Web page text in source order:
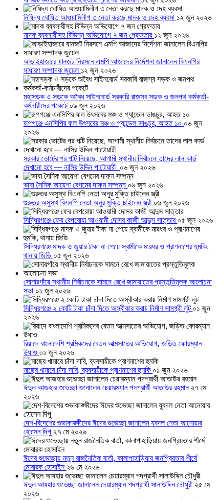
নিষিদ্ধ ঘোষিত আওয়ামিলীগ ৩ নেতা করছে মাদক ও দেহ ব্যবসা ১২ জুন ২০২৬
মাদক ব্যবসায়ীসহ বিভিন্ন অভিযোগে ৭ জন গ্রেফতার ১২ জুন ২০২৬
আড়াইহাজারে যানজট নিরসনে এমপি আজাদের নির্দেশনা জানালেন বিএনপির
সাধারণ সম্পাদক জুয়েল ১২ জুন ২০২৬
মহাসড়ক ও সড়কে অবৈধ সাইনবোর্ড সরকারি রাজস্ব সড়ক ও জনপথ কর্মকর্তা-
কর্মচারীদের পকেটে ০৯ জুন ২০২৬
রূপগঞ্জে এনসিপির ফল উৎসবের মঞ্চ ও প্যান্ডেল ভাঙচুর, আহত ১০ ০৬ জুন
২০২৬
সরকার ভোটের পর পল্টি নিয়েছে, আগামী স্থানীয় নির্বাচনে তাদের লাল কার্ড
দেখানো হবে — নাসির উদ্দিন পাটোয়ারী ০৬ জুন ২০২৬
ভাষা সৈনিক আয়েশা বেগমের দাফন সম্পন্ন ০৬ জুন ২০২৬
গুরুতর অসুস্থ বিএনপি নেতা অনুর মুক্তি চাইলেন স্ত্রী ০৬ জুন ২০২৬
সিদ্ধিরগঞ্জে ফের বেপরোয়া আওয়ামী দোসর কাজী আব্দুস সাত্তার ০৫ জুন ২০২৬
সিদ্ধিরগঞ্জে মাদক ও জুয়ার টাকা না পেয়ে স্বামীকে মারধর ও প্রাণনাশের হুমকি,
থানায় জিডি ০৫ জুন ২০২৬
সোনারগাঁয়ে স্থানীয় নির্বাচনকে সামনে রেখে জামায়াতের প্রস্তুতিমূলক আলোচনা
সভা ০১ জুন ২০২৬
সিদ্ধিরগঞ্জে ২ কোটি টাকা চাঁদা দিতে অস্বীকার করায় নির্মাণ সামগ্রী লুট ০১ জুন
২০২৬
রিয়াদে বাংলাদেশি শ্রমিকদের বেতন আত্মসাতের অভিযোগ, জড়িত ফোরম্যান
উধাও ০১ জুন ২০২৬
মাছের খামারে চাঁদা দাবি, ব্যবসায়ীকে প্রাণনাশের হুমকি ০১ জুন ২০২৬
ঈদুল আজহার শুভেচ্ছা জানালেন চেয়ারম্যান পদপ্রার্থী আতাউর রহমান ২৭ মে
২০২৬
দেশ-বিদেশের শুভাকাঙ্ক্ষীদের ঈদের শুভেচ্ছা জানালেন যুবদল নেতা আনোয়ার
হোসেন দিপু ২৭ মে ২০২৬
ঈদের শুভেচ্ছায় নতুন রাজনৈতিক বার্তা, কালাপাহাড়িয়ায় জনপ্রিয়তার শীর্ষে
মোবারক হোসাইন ২৬ মে ২০২৬
ঈদুল আযহার শুভেচ্ছা জানালেন চেয়ারম্যান পদপ্রার্থী সালাউদ্দিন চৌধুরী ২৫ মে
২০২৬